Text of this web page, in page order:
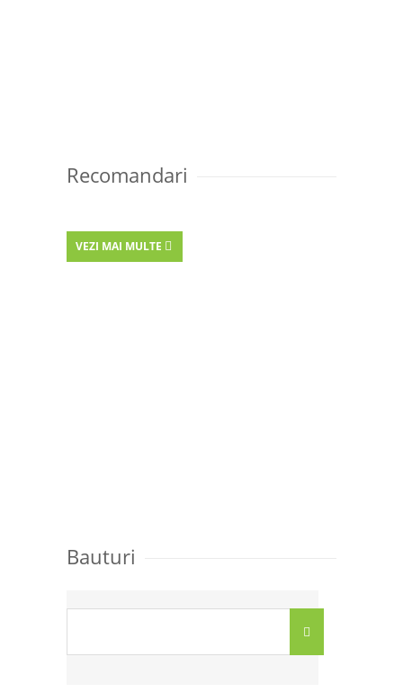
Recomandari
VEZI MAI MULTE
Bauturi